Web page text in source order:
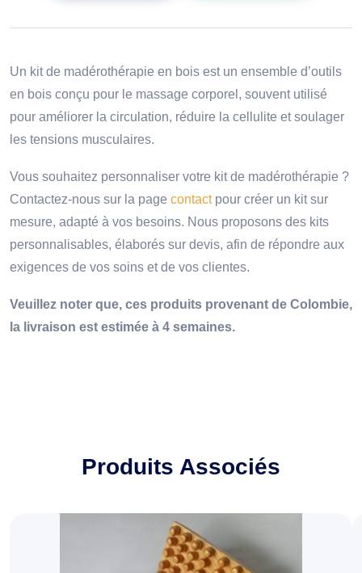
Un kit de madérothérapie en bois est un ensemble d’outils
en bois conçu pour le massage corporel, souvent utilisé
pour améliorer la circulation, réduire la cellulite et soulager
les tensions musculaires.
Vous souhaitez personnaliser votre kit de madérothérapie ?
Contactez-nous sur la page contactpour créer un kit sur
mesure, adapté à vos besoins. Nous proposons des kits
personnalisables, élaborés sur devis, afin de répondre aux
exigences de vos soins et de vos clientes.
Veuillez noter que, ces produits provenant de Colombie,
la livraison est estimée à 4 semaines.
Produits Associés